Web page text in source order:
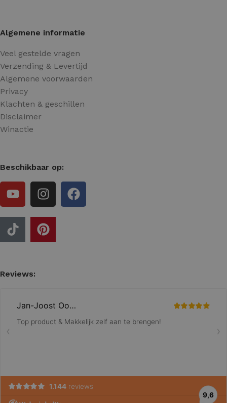
Algemene informatie
Veel gestelde vragen
Verzending & Levertijd
Algemene voorwaarden
Privacy
Klachten & geschillen
Disclaimer
Winactie
Beschikbaar op:
Reviews: